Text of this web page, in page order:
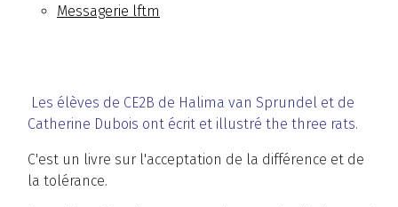
Messagerie lftm
Les élèves de CE2B de Halima van Sprundel et de
Catherine Dubois ont écrit et illustré the three rats.
C'est un livre sur l'acceptation de la différence et de
la tolérance.